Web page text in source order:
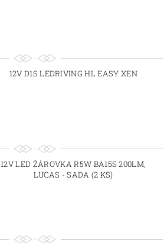
12V D1S LEDRIVING HL EASY XEN
12V LED ŽÁROVKA R5W BA15S 200LM,
LUCAS - SADA (2 KS)